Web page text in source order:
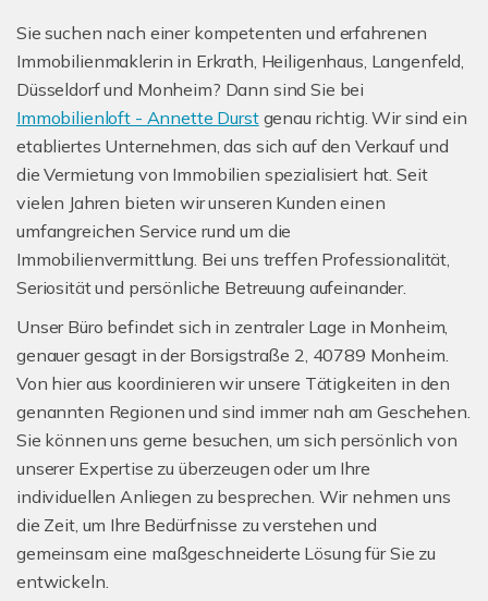
Sie suchen nach einer kompetenten und erfahrenen
Immobilienmaklerin in Erkrath, Heiligenhaus, Langenfeld,
Düsseldorf und Monheim? Dann sind Sie bei
Immobilienloft - Annette Durstgenau richtig. Wir sind ein
etabliertes Unternehmen, das sich auf den Verkauf und
die Vermietung von Immobilien spezialisiert hat. Seit
vielen Jahren bieten wir unseren Kunden einen
umfangreichen Service rund um die
Immobilienvermittlung. Bei uns treffen Professionalität,
Seriosität und persönliche Betreuung aufeinander.
Unser Büro befindet sich in zentraler Lage in Monheim,
genauer gesagt in der Borsigstraße 2, 40789 Monheim.
Von hier aus koordinieren wir unsere Tätigkeiten in den
genannten Regionen und sind immer nah am Geschehen.
Sie können uns gerne besuchen, um sich persönlich von
unserer Expertise zu überzeugen oder um Ihre
individuellen Anliegen zu besprechen. Wir nehmen uns
die Zeit, um Ihre Bedürfnisse zu verstehen und
gemeinsam eine maßgeschneiderte Lösung für Sie zu
entwickeln.